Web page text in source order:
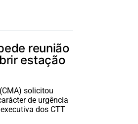
reunião
estação
solicitou
de urgência
dos CTT